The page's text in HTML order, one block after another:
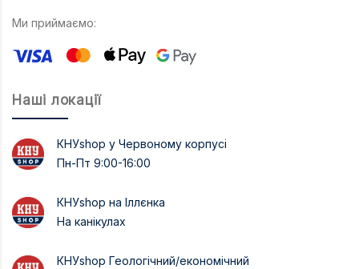
Ми приймаємо:
Наші локації
КНУshop у Червоному корпусі
Пн-Пт 9:00-16:00
КНУshop на Іллєнка
На канікулах
КНУshop Геологічний/економічний